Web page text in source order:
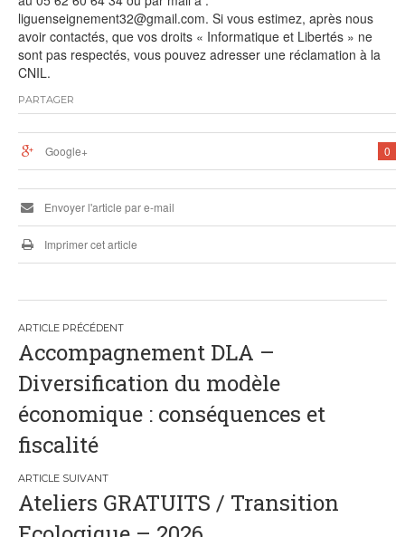
liguenseignement32@gmail.com. Si vous estimez, après nous
avoir contactés, que vos droits « Informatique et Libertés » ne
sont pas respectés, vous pouvez adresser une réclamation à la
CNIL.
PARTAGER
0
Google+
Envoyer l'article par e-mail
Imprimer cet article
Navigation
de
l’article
Accompagnement DLA –
Diversification du modèle
économique : conséquences et
fiscalité
Ateliers GRATUITS / Transition